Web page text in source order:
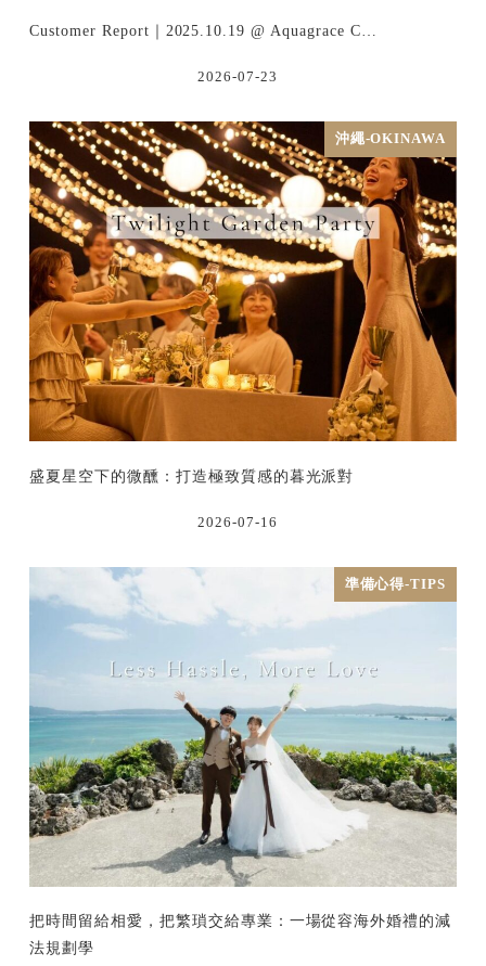
Customer Report｜2025.10.19 @ Aquagrace C…
2026-07-23
沖繩-OKINAWA
盛夏星空下的微醺：打造極致質感的暮光派對
2026-07-16
準備心得-TIPS
把時間留給相愛，把繁瑣交給專業：一場從容海外婚禮的減
法規劃學